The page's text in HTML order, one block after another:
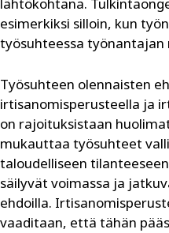
lähtökohtana.
esimerkiksi silloin, kun
työsuhteessa
Työsuhteen olennaisten
irtisanomisperusteella ja
on rajoituksistaan
mukauttaa työsuhteet
taloudelliseen
säilyvät voimassa ja
ehdoilla.
vaaditaan, että tähän